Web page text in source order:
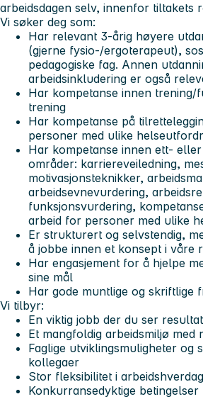
arbeidsdagen selv, innenfor tiltakets
Vi søker deg som:
Har relevant 3-årig høyere
(gjerne fysio-/ergoterapeut),
pedagogiske fag. Annen
arbeidsinkludering er også
Har kompetanse innen trening/
trening
Har kompetanse på
personer med ulike
Har kompetanse innen ett-
områder: karriereveiledning,
motivasjonsteknikker,
arbeidsevnevurdering,
funksjonsvurdering,
arbeid for personer med ulike
Er strukturert og selvstendig,
å jobbe innen et konsept i våre
Har engasjement for å hjelpe
sine mål
Har gode muntlige og skriftlige
Vi tilbyr:
En viktig jobb der du ser
Et mangfoldig arbeidsmiljø
Faglige utviklingsmuligheter og
kollegaer
Stor fleksibilitet i
Konkurransedyktige betingelser